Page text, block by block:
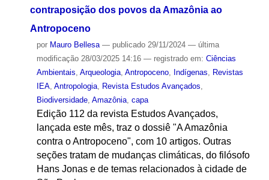
contraposição dos povos da Amazônia ao
Antropoceno
por Mauro Bellesa — publicado29/11/2024 — última
modificação28/03/2025 14:16 — registrado em: Ciências
Ambientais Arqueologia, Antropoceno, Indígenas
Revistas
IEA, Antropologia, Revista Estudos Avançados
Biodiversidade, Amazônia, capa
Edição 112 da revista Estudos Avançados,
lançada este mês, traz o dossiê "A Amazônia
contra o Antropoceno", com 10 artigos. Outras
seções tratam de mudanças climáticas, do filósofo
Hans Jonas e de temas relacionados à cidade de